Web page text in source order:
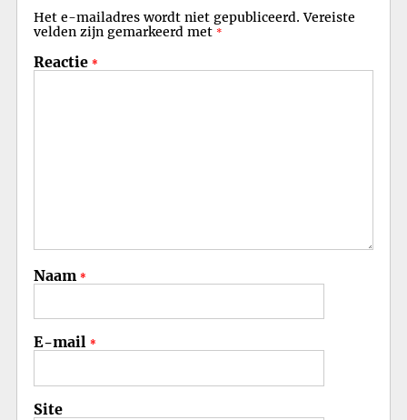
Het e-mailadres wordt niet gepubliceerd. Vereiste
velden zijn gemarkeerd met *
Reactie *
Naam *
E-mail *
Site